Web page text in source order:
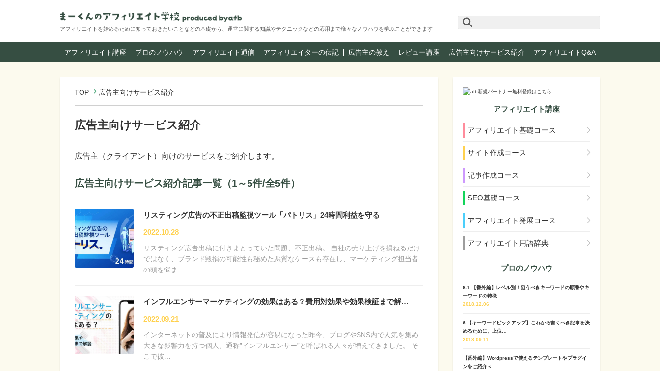
アフィリエイトを始めるために知っておきたいことなどの基礎から、運営に関する知識やテクニックなどの応用まで様々なノウハウを学ぶことができます
アフィリエイト講座 プロのノウハウ アフィリエイト通信 アフィリエイターの伝記 広告主の教え レビュー講座 広告主向けサービス紹介 アフィリエイトQ&A
TOP 広告主向けサービス紹介
広告主向けサービス紹介
広告主（クライアント）向けのサービスをご紹介します。
広告主向けサービス紹介記事一覧（1～5件/全5件）
リスティング広告の不正出稿監視ツール「パトリス」24時間利益を守る
2022.10.28
リスティング広告出稿に付きまとっていた問題、不正出稿。 自社の売り上げを損ねるだけ
ではなく、ブランド毀損の可能性も秘めた悪質なケースも存在し、マーケティング担当者
の頭を悩ま…
インフルエンサーマーケティングの効果はある？費用対効果や効果検証まで解…
2022.09.21
インターネットの普及により情報発信が容易になった昨今、ブログやSNS内で人気を集め
大きな影響力を持つ個人、通称”インフルエンサー”と呼ばれる人々が増えてきました。 そ
こで彼…
アフィリエイト講座
アフィリエイト基礎コース
サイト作成コース
記事作成コース
SEO基礎コース
アフィリエイト発展コース
アフィリエイト用語辞典
プロのノウハウ
6-1.【番外編】レベル別！狙うべきキーワードの順番やキ
ーワードの特徴…
2018.12.06
6.【キーワードピックアップ】これから書くべき記事を決
めるために、上位…
2018.09.11
【番外編】Wordpressで使えるテンプレートやプラグイ
ンをご紹介＜…